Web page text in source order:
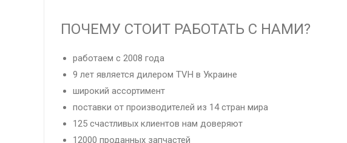
ПОЧЕМУ СТОИТ РАБОТАТЬ С НАМИ?
работаем с 2008 года
9 лет является дилером TVH в Украине
широкий ассортимент
поставки от производителей из 14 стран мира
125 счастливых клиентов нам доверяют
12000 проданных запчастей